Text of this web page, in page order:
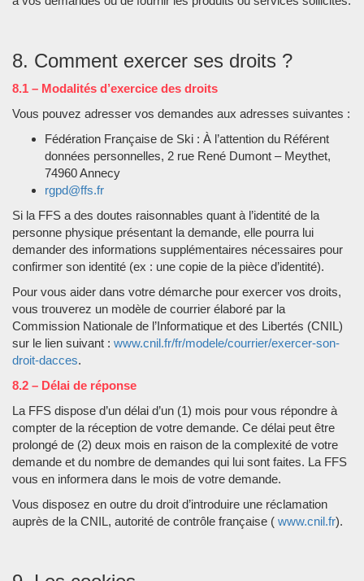
8. Comment exercer ses droits ?
8.1 – Modalités d’exercice des droits
Vous pouvez adresser vos demandes aux adresses suivantes :
Fédération Française de Ski : À l’attention du Référent
données personnelles, 2 rue René Dumont – Meythet,
74960 Annecy
rgpd@ffs.fr
Si la FFS a des doutes raisonnables quant à l’identité de la
personne physique présentant la demande, elle pourra lui
demander des informations supplémentaires nécessaires pour
confirmer son identité (ex : une copie de la pièce d’identité).
Pour vous aider dans votre démarche pour exercer vos droits,
vous trouverez un modèle de courrier élaboré par la
Commission Nationale de l’Informatique et des Libertés (CNIL)
sur le lien suivant : www.cnil.fr/fr/modele/courrier/exercer-son-
droit-dacces.
8.2 – Délai de réponse
La FFS dispose d’un délai d’un (1) mois pour vous répondre à
compter de la réception de votre demande. Ce délai peut être
prolongé de (2) deux mois en raison de la complexité de votre
demande et du nombre de demandes qui lui sont faites. La FFS
vous en informera dans le mois de votre demande.
Vous disposez en outre du droit d’introduire une réclamation
auprès de la CNIL, autorité de contrôle française ( www.cnil.fr).